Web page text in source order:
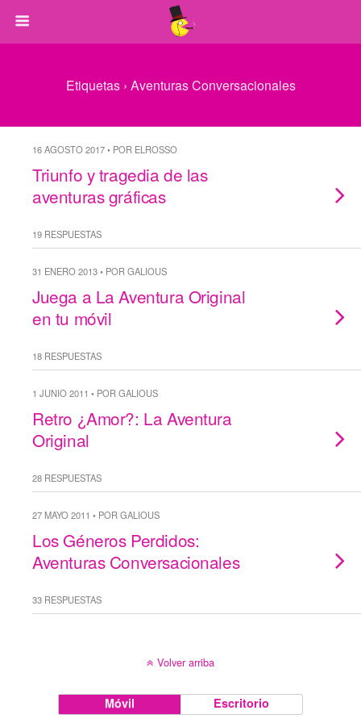
Etiquetas › Aventuras Conversacionales
16 AGOSTO 2017 • POR ELROSSO
Triunfo y tragedia de las
aventuras gráficas
19 RESPUESTAS
31 ENERO 2013 • POR GALIOUS
Juega a La Aventura Original
en tu móvil
18 RESPUESTAS
1 JUNIO 2011 • POR GALIOUS
Retro ¿Amor?: La Aventura
Original
28 RESPUESTAS
27 MAYO 2011 • POR GALIOUS
Los Géneros Perdidos:
Aventuras Conversacionales
33 RESPUESTAS
Volver arriba
Móvil Escritorio